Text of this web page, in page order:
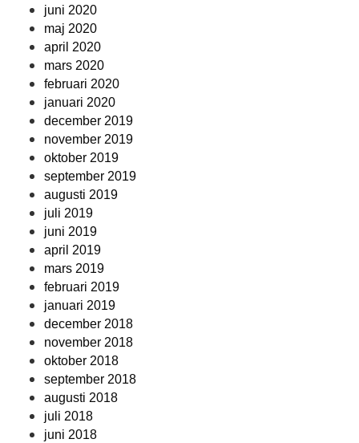
juni 2020
maj 2020
april 2020
mars 2020
februari 2020
januari 2020
december 2019
november 2019
oktober 2019
september 2019
augusti 2019
juli 2019
juni 2019
april 2019
mars 2019
februari 2019
januari 2019
december 2018
november 2018
oktober 2018
september 2018
augusti 2018
juli 2018
juni 2018